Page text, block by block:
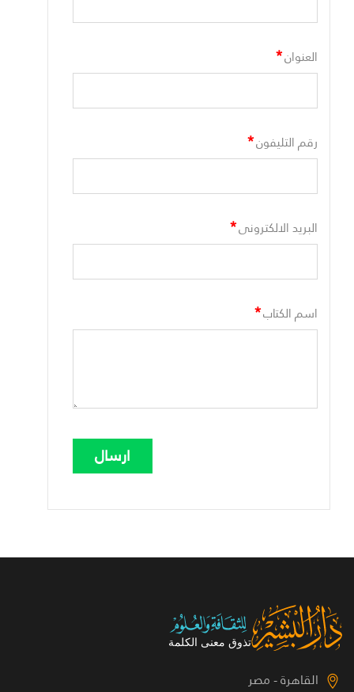
العنوان*
رقم التليفون*
البريد الالكترونى*
اسم الكتاب*
القاهرة - مصر